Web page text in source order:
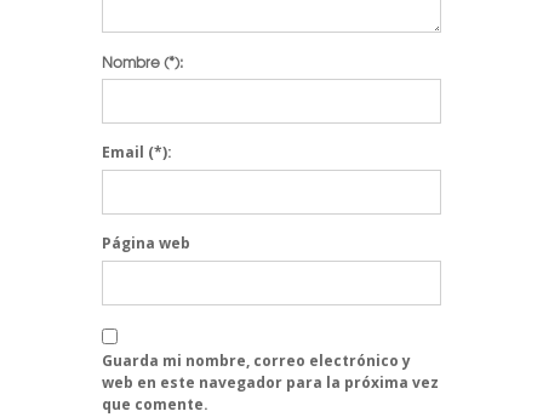
Nombre(*):
Email (*):
Página web
Guarda mi nombre, correo electrónico y
web en este navegador para la próxima vez
que comente.